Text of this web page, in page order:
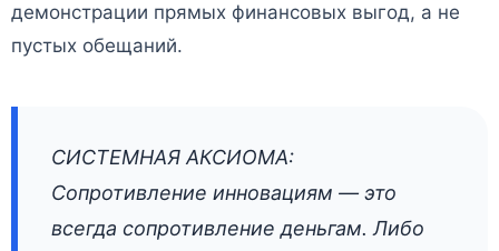
демонстрации прямых финансовых выгод, а не
пустых обещаний.
СИСТЕМНАЯ АКСИОМА:
Сопротивление инновациям — это
всегда сопротивление деньгам. Либо